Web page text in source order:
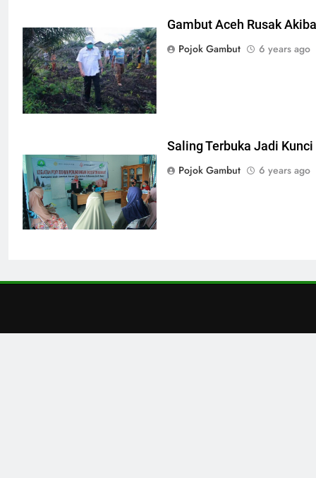
Gambut Aceh Rusak
Pojok Gambut
6 years ago
Saling Terbuka Jadi Kunci
Pojok Gambut
6 years ago